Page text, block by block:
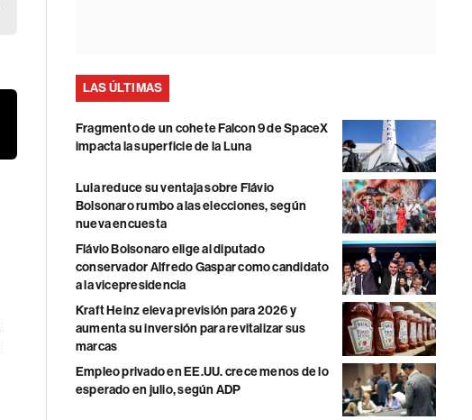
LAS ÚLTIMAS
Fragmento de un cohete Falcon 9 de SpaceX
impacta la superficie de la Luna
Lula reduce su ventaja sobre Flávio
Bolsonaro rumbo a las elecciones, según
nueva encuesta
Flávio Bolsonaro elige al diputado
conservador Alfredo Gaspar como candidato
a la vicepresidencia
Kraft Heinz eleva previsión para 2026 y
aumenta su inversión para revitalizar sus
marcas
Empleo privado en EE.UU. crece menos de lo
esperado en julio, según ADP